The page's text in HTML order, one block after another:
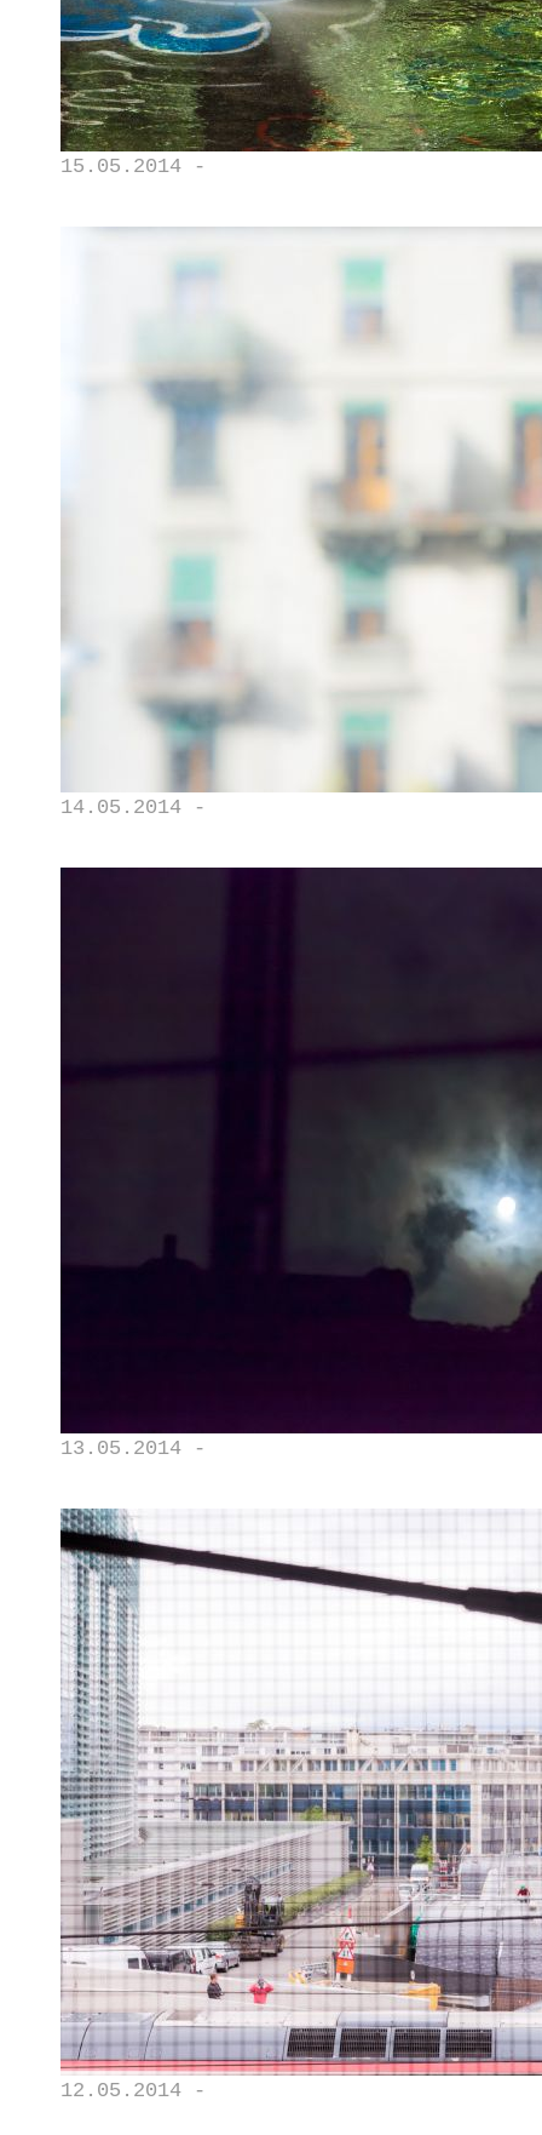
15.05.2014 -
14.05.2014 -
13.05.2014 -
12.05.2014 -